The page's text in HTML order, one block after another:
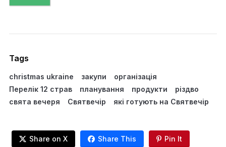
Tags
christmas ukraine закупи
організація
Перелік 12 страв
планування продукти
різдво
свята вечеря
Святвечір які готують на Святвечір
Share on X Share This Pin It